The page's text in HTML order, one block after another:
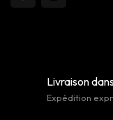
Livraison
Expédition